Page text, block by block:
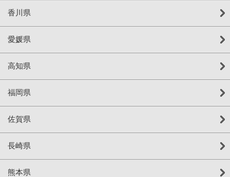
香川県
愛媛県
高知県
福岡県
佐賀県
長崎県
熊本県